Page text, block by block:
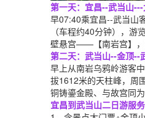
第一天：宜昌--武当山
早07:40乘宜昌--武当山
（车程约40分钟），
壁悬宫——【南岩宫】，
第二天：武当山--金顶--
早上从南岩乌鸦岭游客
拔1612米的天柱峰，周
铜铸鎏金殿、与故宫同
宜昌到武当山二日游服务